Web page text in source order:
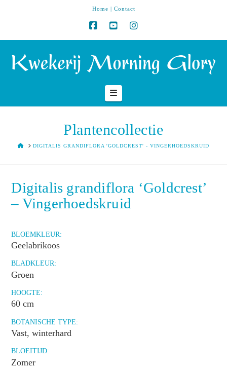
Home | Contact
Navigation
Plantencollectie
HOMEDIGITALIS GRANDIFLORA 'GOLDCREST' - VINGERHOEDSKRUID
Digitalis grandiflora ‘Goldcrest’
– Vingerhoedskruid
BLOEMKLEUR:
Geelabrikoos
BLADKLEUR:
Groen
HOOGTE:
60 cm
BOTANISCHE TYPE:
Vast, winterhard
BLOEITIJD:
Zomer